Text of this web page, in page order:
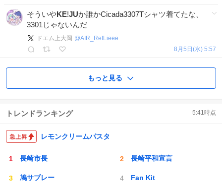
そういやKE!JUか誰かCicada3307Tシャツ着てたな、
3301じゃないんだ
ドエム上大岡 @AIR_RefLieee
8月5日(水) 5:57
もっと見る
トレンドランキング 5:41時点
レモンクリームパスタ
長崎市長 長崎平和宣言
鳩サブレー Fan Kit